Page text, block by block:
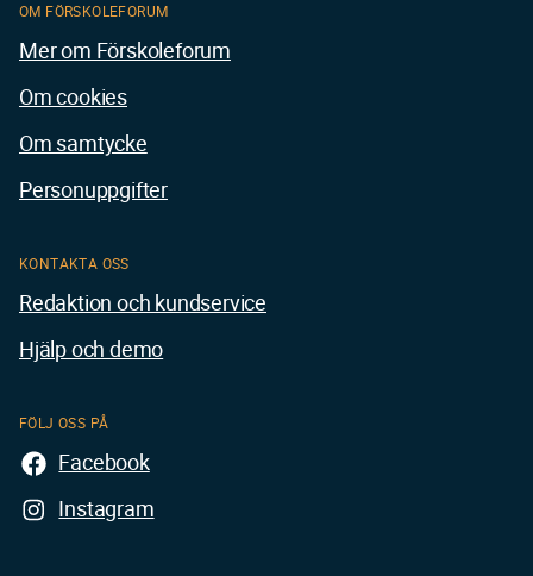
KONTAKTA OSS
Redaktion och kundservice
Hjälp och demo
FÖLJ OSS PÅ
Facebook
Instagram
OM FÖRSKOLEFORUM
Mer om Förskoleforum
Om cookies
Om samtycke
Personuppgifter